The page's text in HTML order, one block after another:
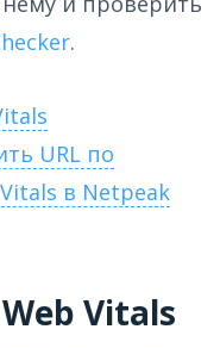
.
URL по
в Netpeak
Vitals